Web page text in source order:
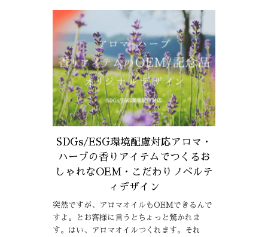
SDGs/ESG環境配慮対応アロマ・
ハーブの香りアイテムでつくるお
しゃれなOEM・こだわりノベルテ
ィデザイン
突然ですが、アロマオイルもOEMできるんで
すよ。とお客様に言うとちょっと驚かれま
す。はい、アロマオイルつくれます。それ